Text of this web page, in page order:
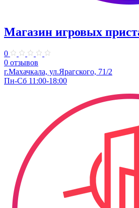
Магазин игровых
0
0 отзывов
г.Махачкала, ул.Ярагского, 71/2
Пн-Сб 11:00-18:00